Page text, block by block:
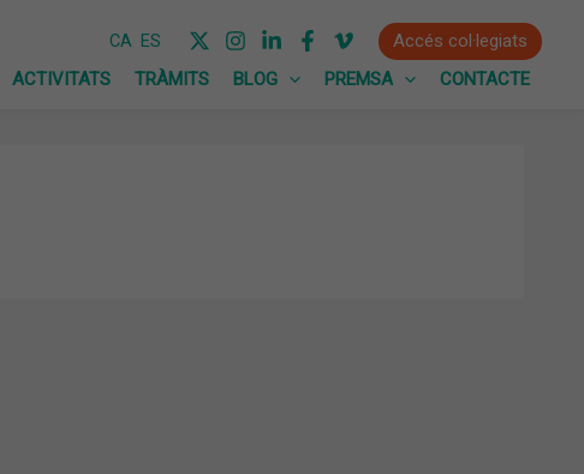
CA ES
Accés col·legiats
ACTIVITATS TRÀMITS BLOG PREMSA CONTACTE